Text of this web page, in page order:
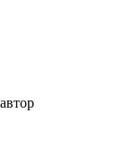
автор